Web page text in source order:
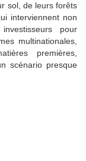
sol, de leurs forêts
interviennent non
pour
multinationales,
premières,
scénario presque